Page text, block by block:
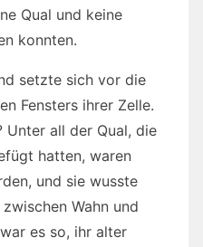
Qual und keine
konnten.
setzte sich vor die
Fensters ihrer Zelle.
Unter all der Qual, die
hatten, waren
und sie wusste
Wahn und
es so, ihr alter